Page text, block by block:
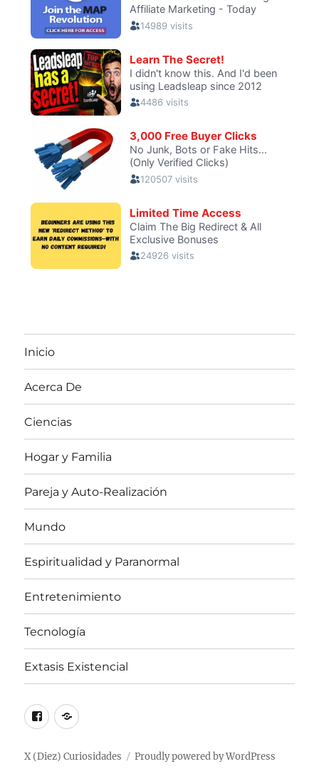
Inicio
Acerca De
Ciencias
Hogar y Familia
Pareja y Auto-Realización
Mundo
Espiritualidad y Paranormal
Entretenimiento
Tecnología
Extasis Existencial
Facebook
X
Twitter
X (Diez) Curiosidades Proudly powered by WordPress